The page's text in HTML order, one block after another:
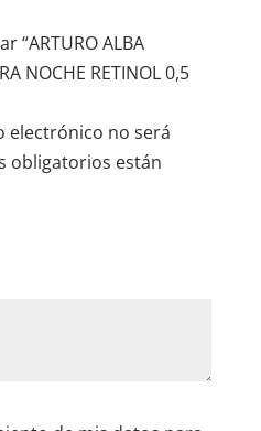
“ARTURO ALBA
NOCHE RETINOL 0,5
electrónico no será
obligatorios están